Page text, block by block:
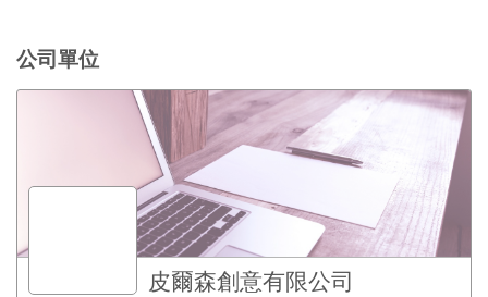
公司單位
皮爾森創意有限公司